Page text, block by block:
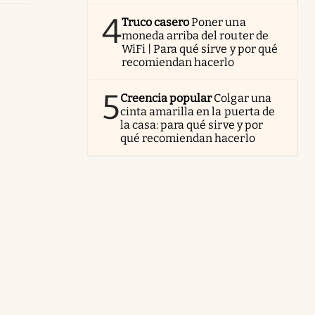
4Truco caseroPoner una
moneda arriba del router de
WiFi | Para qué sirve y por qué
recomiendan hacerlo
5Creencia popularColgar una
cinta amarilla en la puerta de
la casa: para qué sirve y por
qué recomiendan hacerlo